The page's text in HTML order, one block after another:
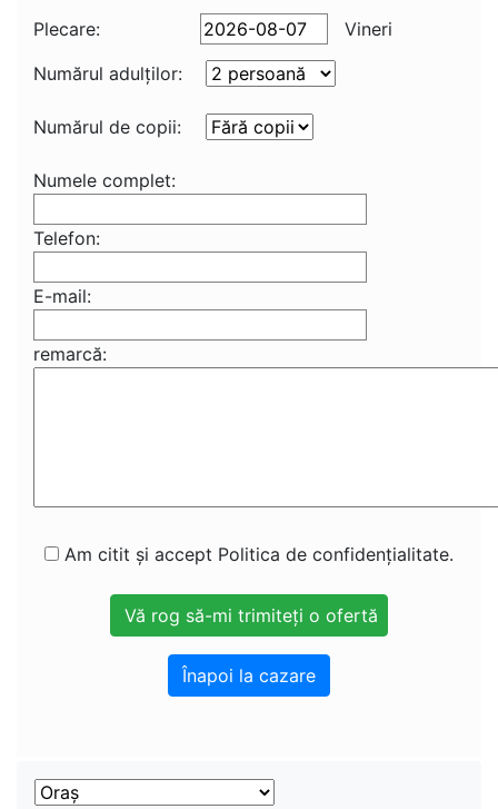
Plecare:
Vineri
Numărul adulţilor:
Numărul de copii:
Numele complet:
Telefon:
E-mail:
remarcă:
Am citit și accept Politica de confidențialitate.
Înapoi la cazare